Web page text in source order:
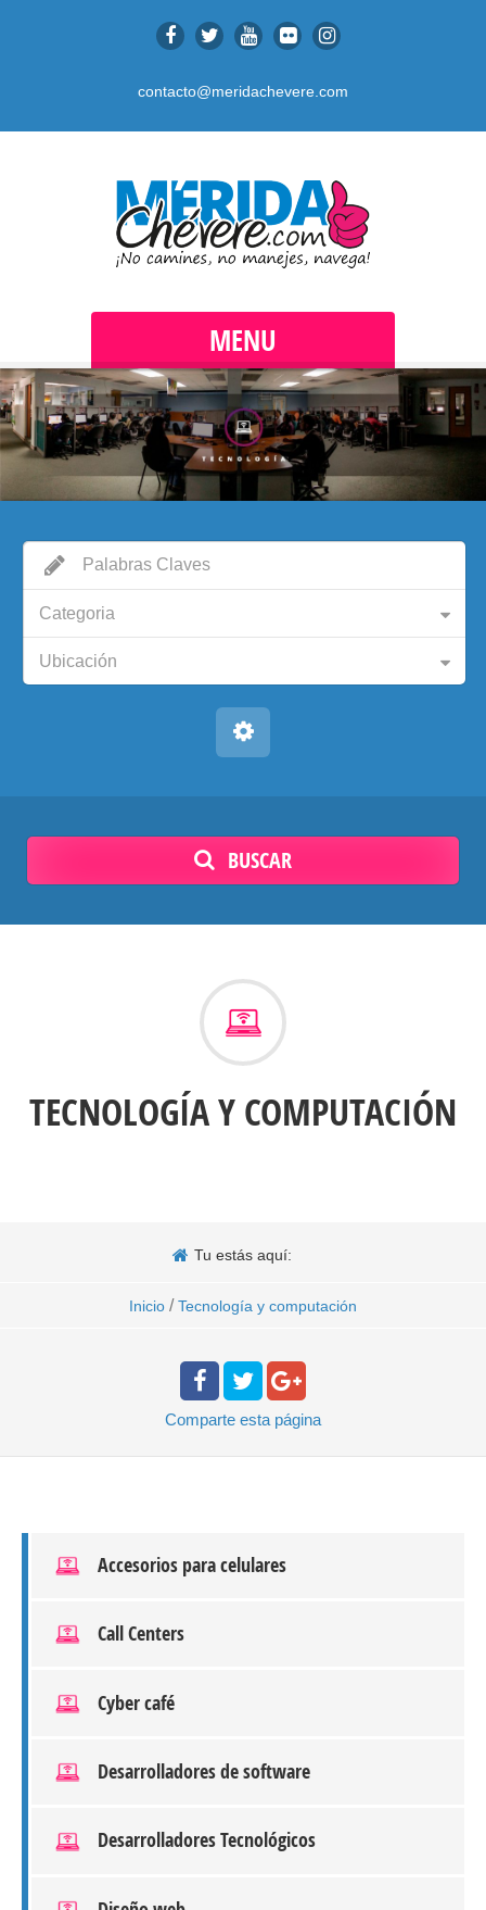
contacto@meridachevere.com
MENU
Categoria
Ubicación
BUSCAR
TECNOLOGÍA Y COMPUTACIÓN
Tu estás aquí:
Inicio / Tecnología y computación
Comparte esta página
Accesorios para celulares
Call Centers
Cyber café
Desarrolladores de software
Desarrolladores Tecnológicos